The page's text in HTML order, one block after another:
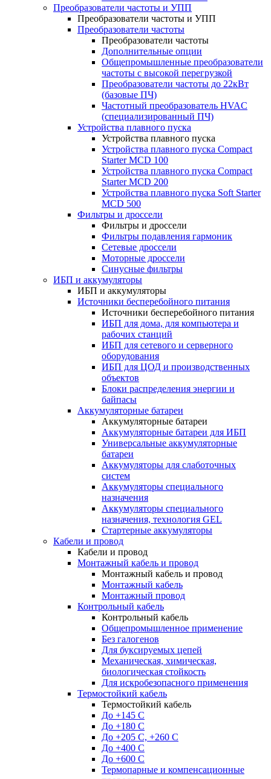
Преобразователи частоты и УПП
Преобразователи частоты и УПП
Преобразователи частоты
Преобразователи частоты
Дополнительные опции
Общепромышленные преобразователи
частоты с высокой перегрузкой
Преобразователи частоты до 22кВт
(базовые ПЧ)
Частотный преобразователь HVAC
(специализированный ПЧ)
Устройства плавного пуска
Устройства плавного пуска
Устройства плавного пуска Compact
Starter MCD 100
Устройства плавного пуска Compact
Starter MCD 200
Устройства плавного пуска Soft Starter
MCD 500
Фильтры и дроссели
Фильтры и дроссели
Фильтры подавления гармоник
Сетевые дроссели
Моторные дроссели
Синусные фильтры
ИБП и аккумуляторы
ИБП и аккумуляторы
Источники бесперебойного питания
Источники бесперебойного питания
ИБП для дома, для компьютера и
рабочих станций
ИБП для сетевого и серверного
оборудования
ИБП для ЦОД и производственных
объектов
Блоки распределения энергии и
байпасы
Аккумуляторные батареи
Аккумуляторные батареи
Аккумуляторные батареи для ИБП
Универсальные аккумуляторные
батареи
Аккумуляторы для слаботочных
систем
Аккумуляторы специального
назначения
Аккумуляторы специального
назначения, технология GEL
Стартерные аккумуляторы
Кабели и провод
Кабели и провод
Монтажный кабель и провод
Монтажный кабель и провод
Монтажный кабель
Монтажный провод
Контрольный кабель
Контрольный кабель
Общепромышленное применение
Без галогенов
Для буксируемых цепей
Механическая, химическая,
биологическая стойкость
Для искробезопасного применения
Термостойкий кабель
Термостойкий кабель
До +145 С
До +180 C
До +205 С, +260 С
До +400 C
До +600 С
Термопарные и компенсационные